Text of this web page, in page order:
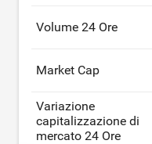
Volume 24 Ore
Market Cap
Variazione
capitalizzazione di
mercato 24 Ore